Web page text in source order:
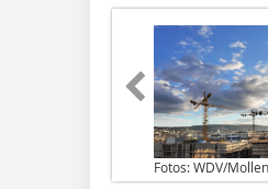
Fotos: WDV/